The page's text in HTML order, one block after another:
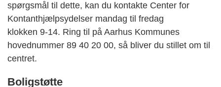
spørgsmål til dette, kan du kontakte Center for
Kontanthjælpsydelser mandag til fredag
klokken 9-14. Ring til på Aarhus Kommunes
hovednummer 89 40 20 00, så bliver du stillet om til
centret.
Boligstøtte